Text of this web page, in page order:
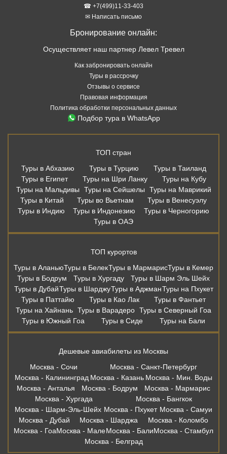
Политика обработки персональных данных
Подбор тура в WhatsApp
ТОП стран
Туры в Турцию
Туры на Шри Ланку
Туры на Сейшелы
Туры во Вьетнам
Туры в Индию
Туры в Индонезию
Туры в Черногорию
Туры в ОАЭ
ТОП курортов
Туры в АланьюТуры в Белек Туры в МармарисТуры в Кемер
Туры в Бодрум
Туры в Хургаду
Туры в Шарм Эль Шейх
Туры в ДубайТуры в Шарджу Туры в АджманТуры на Пхукет
Туры в Паттайю
Туры в Као Лак
Туры в Фантьет
Туры на Хайнань Туры в Варадеро
Туры в Северный Гоа
Туры в Сиде
Дешевые авиабилеты из Москвы
Москва - Сочи
Москва - Санкт-Петербург
Москва - Калининград Москва - Казань Москва - Мин. Воды
Москва - Анталья
Москва - Бодрум
Москва - Мармарис
Москва - Хургада
Москва - Бангкок
Москва - Шарм-Эль-Шейх Москва - Пхукет Москва - Самуи
Москва - Дубай
Москва - Шарджа
Москва - Коломбо
Москва - ГоаМосква - МалеМосква - БалиМосква - Стамбул
Вся информация, размещённая на сайте, носит информационный
характер и не является публичной офертой. Правила и условия
предоставления услуг в отелях, в том числе концепция питания,
описанные на сайте, могут изменяться по решению администрации
отелей. Копирование материалов без письменного согласия
запрещено. Бронирование в офисе осуществляет: ООО «Правильный
Выбор» ИНН 6165191372, ОГРН 1146196111280 115054, г. Москва,
Зацепский Вал, 14 оф 208. Онлвйн бронирование осуществляет. Наш
партнер: ООО «Левел Тревел» ИНН 7716697924 ОГРН 1117746723808
121205, г. Москва, территория Инновационного центра «Сколково», ул.